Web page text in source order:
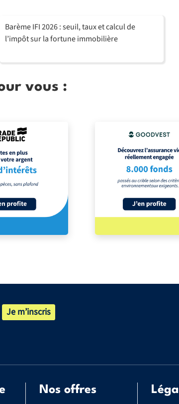
Barème IFI 2026 : seuil, taux et calcul de
l’impôt sur la fortune immobilière
vous :
Je m’inscris
Nos offres Légal